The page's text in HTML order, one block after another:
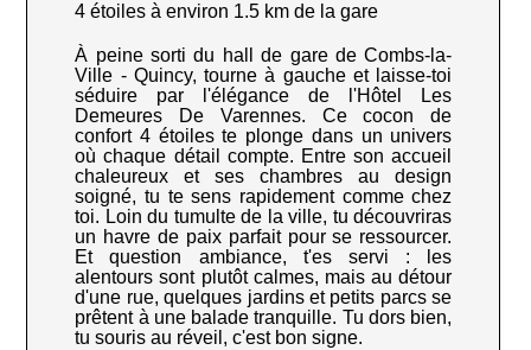
4 étoiles à environ 1.5 km de la gare
À peine sorti du hall de gare de Combs-la-
Ville - Quincy, tourne à gauche et laisse-toi
séduire par l'élégance de l'Hôtel Les
Demeures De Varennes. Ce cocon de
confort 4 étoiles te plonge dans un univers
où chaque détail compte. Entre son accueil
chaleureux et ses chambres au design
soigné, tu te sens rapidement comme chez
toi. Loin du tumulte de la ville, tu découvriras
un havre de paix parfait pour se ressourcer.
Et question ambiance, t'es servi : les
alentours sont plutôt calmes, mais au détour
d'une rue, quelques jardins et petits parcs se
prêtent à une balade tranquille. Tu dors bien,
tu souris au réveil, c'est bon signe.